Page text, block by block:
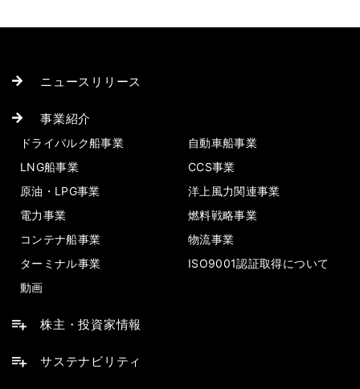
ニュースリリース
事業紹介
ドライバルク船事業
自動車船事業
LNG船事業
CCS事業
原油・LPG事業
洋上風力関連事業
電力事業
燃料戦略事業
コンテナ船事業
物流事業
ターミナル事業
ISO9001認証取得について
動画
株主・投資家情報
サステナビリティ